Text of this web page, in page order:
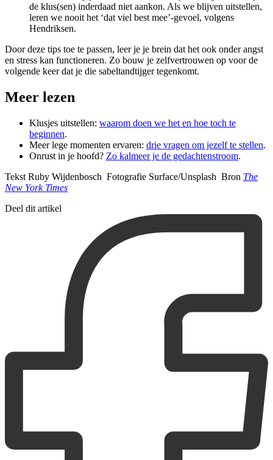
de klus(sen) inderdaad niet aankon. Als we blijven uitstellen,
leren we nooit het ‘dat viel best mee’-gevoel, volgens
Hendriksen.
Door deze tips toe te passen, leer je je brein dat het ook onder angst
en stress kan functioneren. Zo bouw je zelfvertrouwen op voor de
volgende keer dat je die sabeltandtijger tegenkomt.
Meer lezen
Klusjes uitstellen: waarom doen we het en hoe toch te
beginnen.
Meer lege momenten ervaren: drie vragen om jezelf te stellen.
Onrust in je hoofd? Zo kalmeer je de gedachtenstroom.
Tekst Ruby Wijdenbosch Fotografie Surface/Unsplash Bron The
New York Times
Deel dit artikel